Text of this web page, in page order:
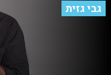
גבי גזית